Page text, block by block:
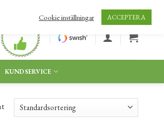
KUNDSERVICE
Cookie inställningar ACCEPTERA